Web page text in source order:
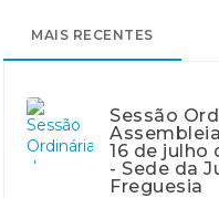
MAIS RECENTES
Sessão
16 de julho
- Sede da
Freguesia